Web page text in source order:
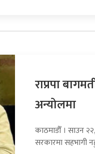
राप्रपा
अन्योलमा
काठमाडौँ । साउन २२,
सरकारमा सहभागी